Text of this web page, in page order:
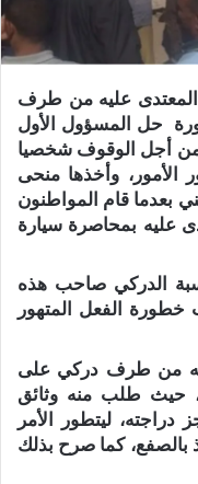
المعتدى عليه من طرف
حل المسؤول الأول
من أجل الوقوف شخصيا
وأخذها منحى
بعدما قام المواطنون
عليه بمحاصرة سيارة
الدركي صاحب هذه
خطورة الفعل المتهور
من طرف دركي على
طلب منه وثائق
دراجته، ليتطور الأمر
بالصفع، كما صرح بذلك